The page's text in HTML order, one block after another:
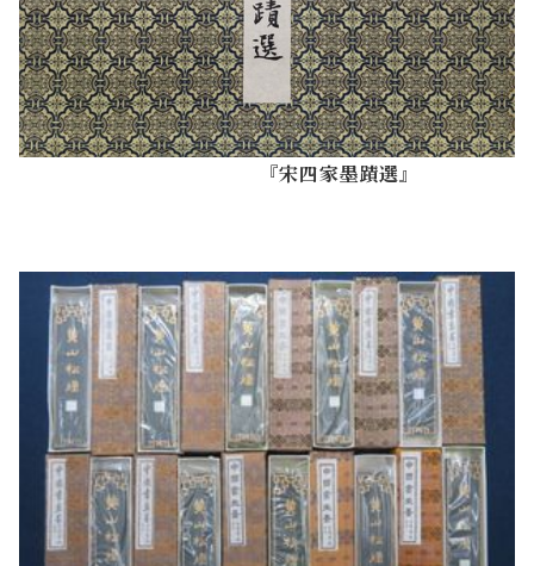
『宋四家墨蹟選』